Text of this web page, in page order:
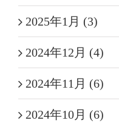
2025年1月 (3)
2024年12月 (4)
2024年11月 (6)
2024年10月 (6)